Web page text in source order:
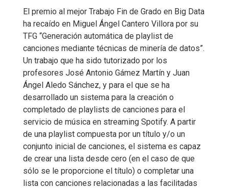
El premio al mejor Trabajo Fin de Grado en Big Data
ha recaído en Miguel Ángel Cantero Villora por su
TFG “Generación automática de playlist de
canciones mediante técnicas de minería de datos”.
Un trabajo que ha sido tutorizado por los
profesores José Antonio Gámez Martín y Juan
Ángel Aledo Sánchez, y para el que se ha
desarrollado un sistema para la creación o
completado de playlists de canciones para el
servicio de música en streaming Spotify. A partir
de una playlist compuesta por un título y/o un
conjunto inicial de canciones, el sistema es capaz
de crear una lista desde cero (en el caso de que
sólo se le proporcione el título) o completar una
lista con canciones relacionadas a las facilitadas